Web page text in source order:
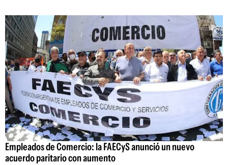
Empleados de Comercio: la FAECyS anunció un nuevo
acuerdo paritario con aumento